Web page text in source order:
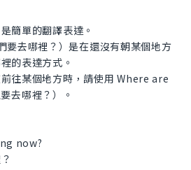
簡單的翻譯表達。
去哪裡？）是在還沒有朝某個地方
的表達方式。
往某個地方時，請使用 Where are
去哪裡？）。
now?